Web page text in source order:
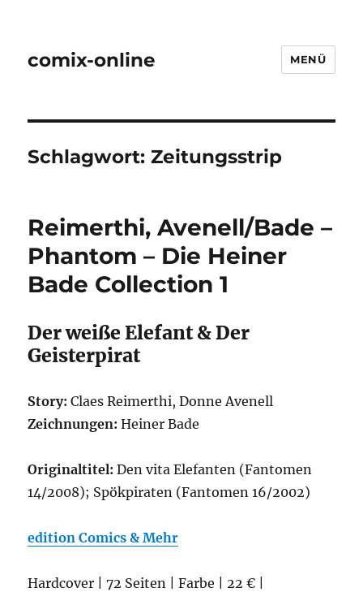
comix-online MENÜ
Schlagwort:Zeitungsstrip
Reimerthi, Avenell/Bade –
Phantom – Die Heiner
Bade Collection 1
Der weiße Elefant & Der
Geisterpirat
Story:Claes Reimerthi, Donne Avenell
Zeichnungen:Heiner Bade
Originaltitel:Den vita Elefanten (Fantomen
14/2008); Spökpiraten (Fantomen 16/2002)
edition Comics & Mehr
Hardcover | 72 Seiten | Farbe | 22 € |